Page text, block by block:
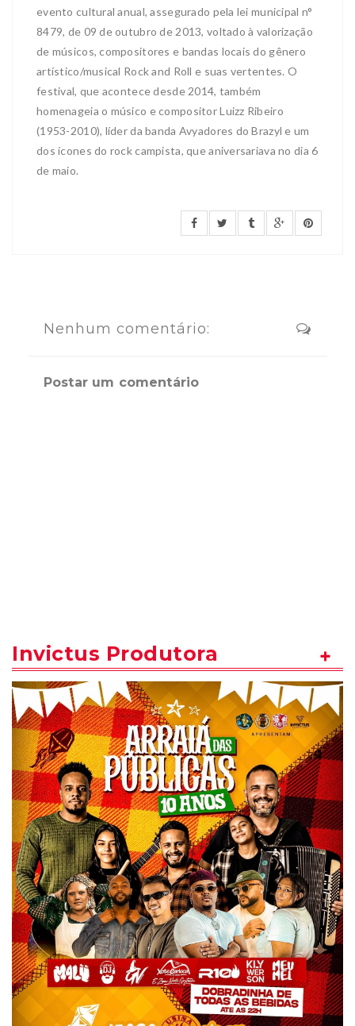
evento cultural anual, assegurado pela lei municipal n°
8479, de 09 de outubro de 2013, voltado à valorização
de músicos, compositores e bandas locais do gênero
artístico/musical Rock and Roll e suas vertentes. O
festival, que acontece desde 2014, também
homenageia o músico e compositor Luizz Ribeiro
(1953-2010), líder da banda Avyadores do Brazyl e um
dos ícones do rock campista, que aniversariava no dia 6
de maio.
Nenhum comentário:
Postar um comentário
Invictus Produtora